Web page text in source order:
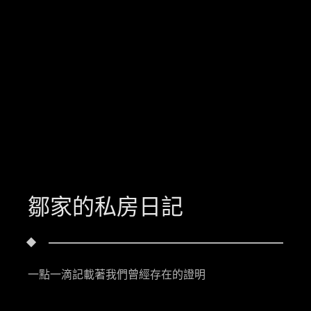
鄒家的私房日記
一點一滴記載著我們曾經存在的證明